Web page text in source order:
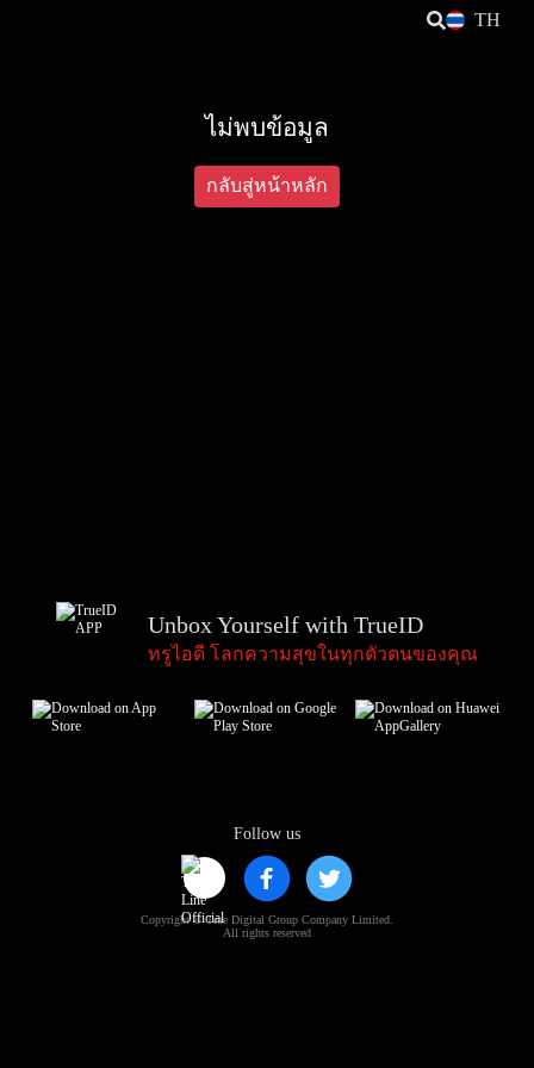
TH
ไม่พบข้อมูล
กลับสู่หน้าหลัก
Follow us
Copyright © True Digital Group Company Limited.
All rights reserved
Unbox Yourself with TrueID
ทรูไอดี โลกความสุขในทุกตัวตนของคุณ